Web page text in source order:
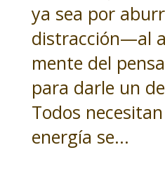
ya sea por
distracción—al
mente del
para darle un
Todos
energía se...